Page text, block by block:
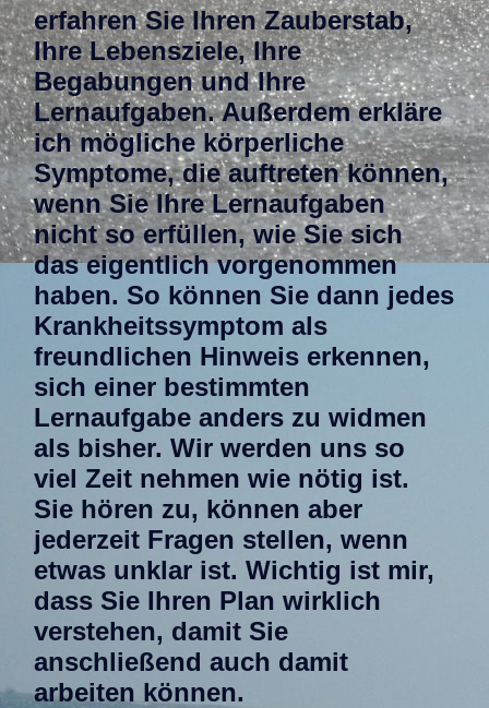
erfahren Sie Ihren Zauberstab,
Ihre Lebensziele, Ihre
Begabungen und Ihre
Lernaufgaben. Außerdem erkläre
ich mögliche körperliche
Symptome, die auftreten können,
wenn Sie Ihre Lernaufgaben
nicht so erfüllen, wie Sie sich
das eigentlich vorgenommen
haben. So können Sie dann jedes
Krankheitssymptom als
freundlichen Hinweis erkennen,
sich einer bestimmten
Lernaufgabe anders zu widmen
als bisher. Wir werden uns so
viel Zeit nehmen wie nötig ist.
Sie hören zu, können aber
jederzeit Fragen stellen, wenn
etwas unklar ist. Wichtig ist mir,
dass Sie Ihren Plan wirklich
verstehen, damit Sie
anschließend auch damit
arbeiten können.